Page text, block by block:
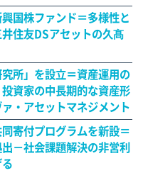
国株ファンド＝多様性と
住友DSアセットの久髙
究所」を設立＝資産運用の
資家の中長期的な資産形
・アセットマネジメント
寄付プログラムを新設＝
－社会課題解決の非営利